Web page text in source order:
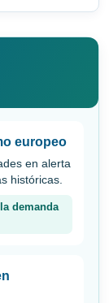
europeo
en alerta
históricas.
demanda